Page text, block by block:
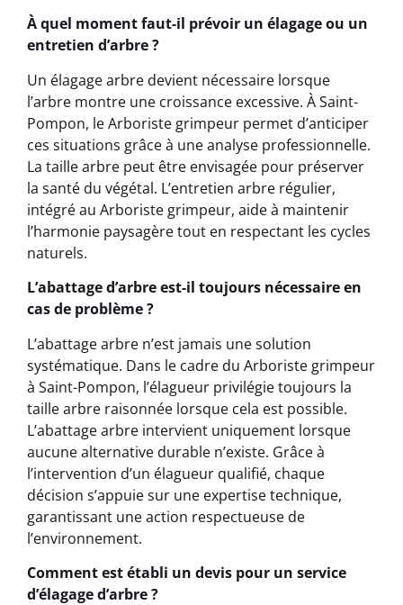
À quel moment faut-il prévoir un élagage ou un
entretien d’arbre ?
Un élagage arbre devient nécessaire lorsque
l’arbre montre une croissance excessive. À Saint-
Pompon, le Arboriste grimpeur permet d’anticiper
ces situations grâce à une analyse professionnelle.
La taille arbre peut être envisagée pour préserver
la santé du végétal. L’entretien arbre régulier,
intégré au Arboriste grimpeur, aide à maintenir
l’harmonie paysagère tout en respectant les cycles
naturels.
L’abattage d’arbre est-il toujours nécessaire en
cas de problème ?
L’abattage arbre n’est jamais une solution
systématique. Dans le cadre du Arboriste grimpeur
à Saint-Pompon, l’élagueur privilégie toujours la
taille arbre raisonnée lorsque cela est possible.
L’abattage arbre intervient uniquement lorsque
aucune alternative durable n’existe. Grâce à
l’intervention d’un élagueur qualifié, chaque
décision s’appuie sur une expertise technique,
garantissant une action respectueuse de
l’environnement.
Comment est établi un devis pour un service
d’élagage d’arbre ?